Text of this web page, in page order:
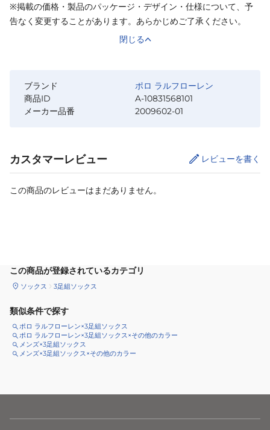
※掲載の価格・製品のパッケージ・デザイン・仕様について、予
告なく変更することがあります。あらかじめご了承ください。
閉じる
ブランド
ポロ ラルフローレン
商品ID
A-10831568101
メーカー品番
2009602-01
カスタマーレビュー レビューを書く
この商品のレビューはまだありません。
この商品が登録されているカテゴリ
ソックス 3足組ソックス
類似条件で探す
ポロ ラルフローレン×3足組ソックス
ポロ ラルフローレン×3足組ソックス×その他のカラー
メンズ×3足組ソックス
メンズ×3足組ソックス×その他のカラー